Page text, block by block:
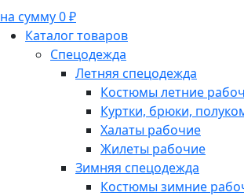
на сумму 0 ₽
Каталог товаров
Спецодежда
Летняя спецодежда
Костюмы летние
Куртки, брюки,
Халаты рабочие
Жилеты рабочие
Зимняя спецодежда
Костюмы зимние